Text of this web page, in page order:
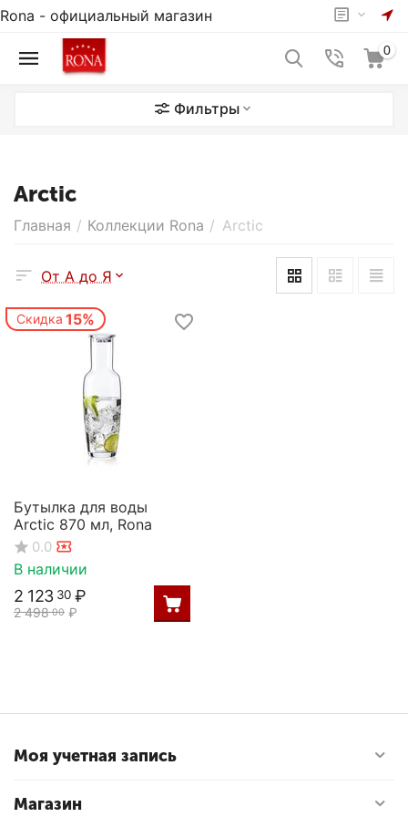
Rona - официальный магазин
0
Фильтры
Arctic
Главная / Коллекции Rona / Arctic
От А до Я
Скидка 15%
Бутылка для воды
Arctic 870 мл, Rona
0.0
В наличии
2 498 00 ₽
2 123 30 ₽
Моя учетная запись
Магазин